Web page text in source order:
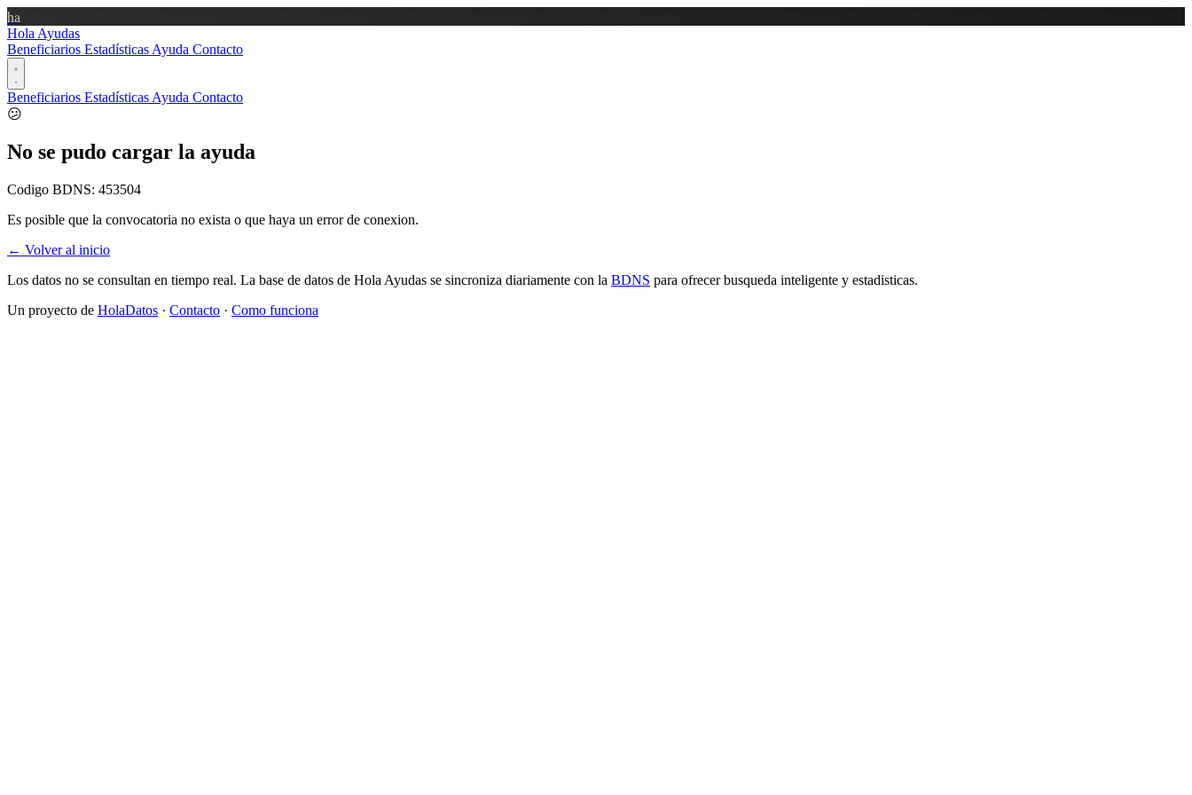
ha
Hola Ayudas
Beneficiarios Estadísticas Ayuda Contacto
Beneficiarios Estadísticas Ayuda Contacto
😕
No se pudo cargar la ayuda
Codigo BDNS: 453504
Es posible que la convocatoria no exista o que haya un error de conexion.
← Volver al inicio
Los datos no se consultan en tiempo real. La base de datos de Hola Ayudas se sincroniza diariamente con la BDNS para ofrecer busqueda inteligente y estadisticas.
Un proyecto de HolaDatos · Contacto · Como funciona